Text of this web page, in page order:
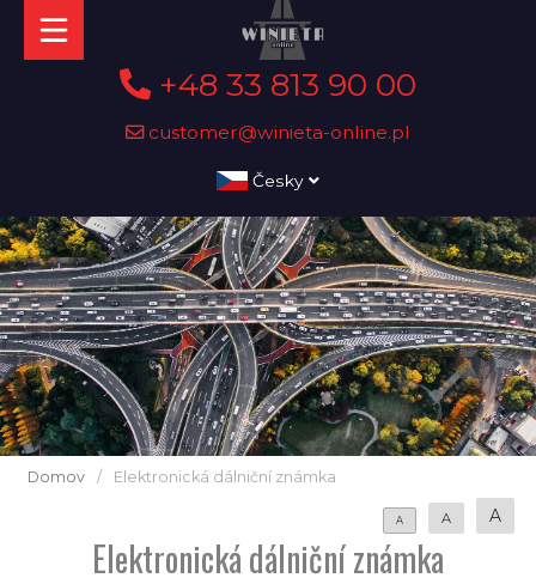
+48 33 813 90 00
customer@winieta-online.pl
Česky
Domov / Elektronická dálniční známka
A A A
Elektronická dálniční známka